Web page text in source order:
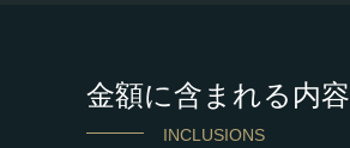
金額に含まれる内容
INCLUSIONS